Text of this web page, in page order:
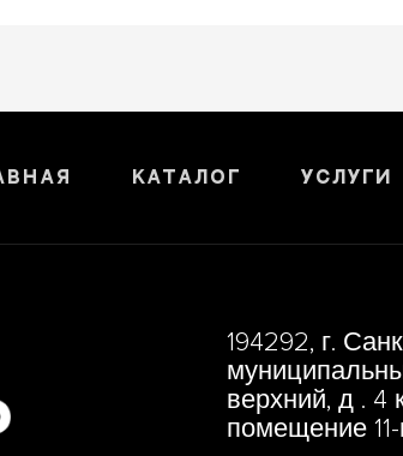
Каталог Услуги
194292, г.
верхний, д . 4
помещение